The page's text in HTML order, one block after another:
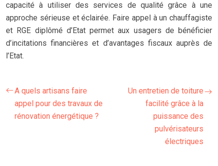
capacité à utiliser des services de qualité grâce à une
approche sérieuse et éclairée. Faire appel à un chauffagiste
et RGE diplômé d’Etat permet aux usagers de bénéficier
d’incitations financières et d’avantages fiscaux auprès de
l’Etat.
A quels artisans faire
appel pour des travaux de
rénovation énergétique ?
Un entretien de toiture
facilité grâce à la
puissance des
pulvérisateurs
électriques